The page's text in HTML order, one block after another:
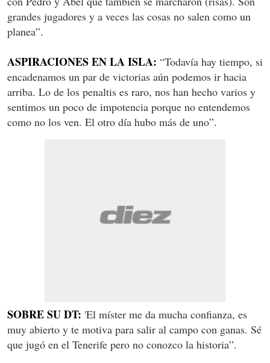
grandes jugadores y a veces las cosas no salen como un
planea”.
ASPIRACIONES EN LA ISLA: “Todavía hay tiempo, si
encadenamos un par de victorias aún podemos ir hacia
arriba. Lo de los penaltis es raro, nos han hecho varios y
sentimos un poco de impotencia porque no entendemos
como no los ven. El otro día hubo más de uno”.
SOBRE SU DT: 'El míster me da mucha confianza, es
muy abierto y te motiva para salir al campo con ganas. Sé
que jugó en el Tenerife pero no conozco la historia”.